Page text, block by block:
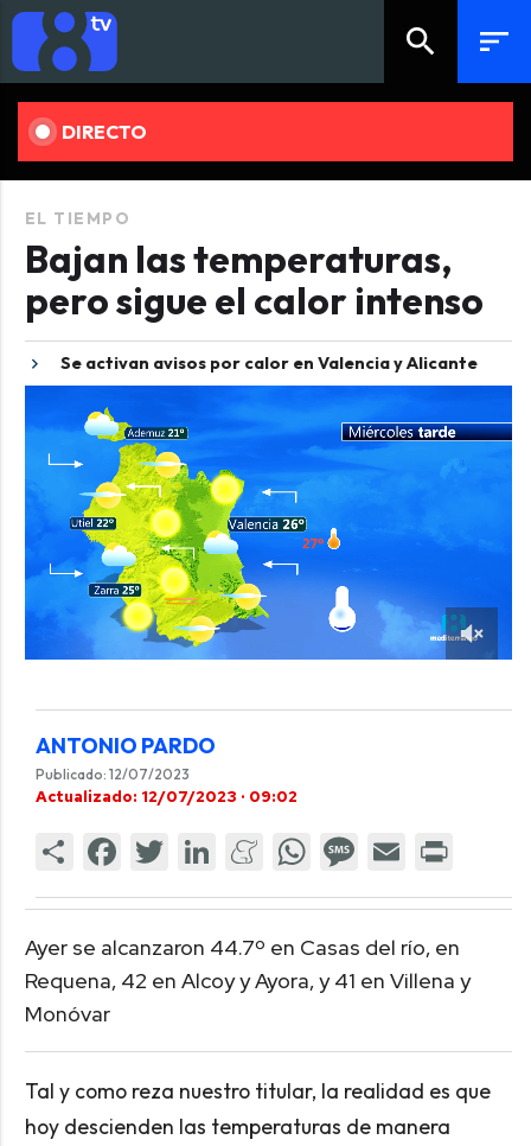
search sort
DIRECTO
EL TIEMPO
Bajan las temperaturas,
pero sigue el calor intenso
Se activan avisos por calor en Valencia y Alicante
ANTONIO PARDO
Publicado: 12/07/2023
Actualizado: 12/07/2023 · 09:02
Ayer se alcanzaron 44.7º en Casas del río, en
Requena, 42 en Alcoy y Ayora, y 41 en Villena y
Monóvar
Tal y como reza nuestro titular, la realidad es que
hoy descienden las temperaturas de manera